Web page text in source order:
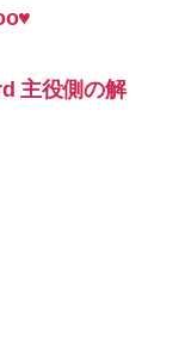
主役側の解